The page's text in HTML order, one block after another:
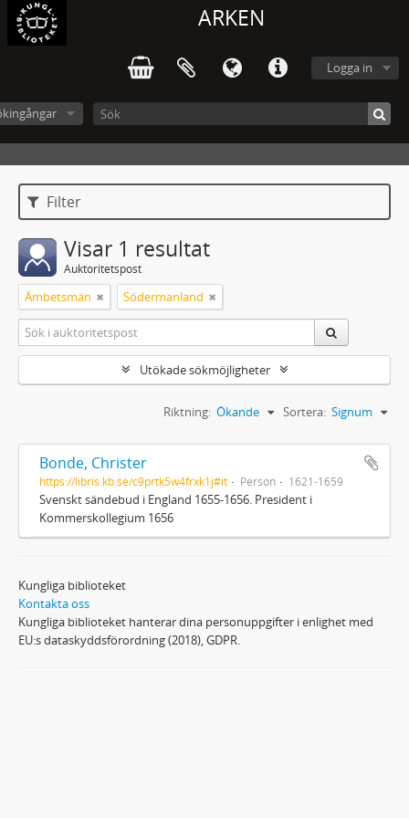
ARKEN
Logga in
Filter
Visar 1 resultat
Auktoritetspost
Ämbetsmän Södermanland
Utökade sökmöjligheter
Sortera: Signum
Riktning: Ökande
Bonde, Christer
https://libris.kb.se/c9prtk5w4frxk1j#it Person 1621-1659
Svenskt sändebud i England 1655-1656. President i
Kommerskollegium 1656
Kungliga biblioteket
Kontakta oss
Kungliga biblioteket hanterar dina personuppgifter i enlighet med
EU:s dataskyddsförordning (2018), GDPR.